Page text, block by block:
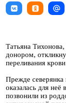
Татьяна
донором,
переливания
Прежде
оказалась для
позвонили из